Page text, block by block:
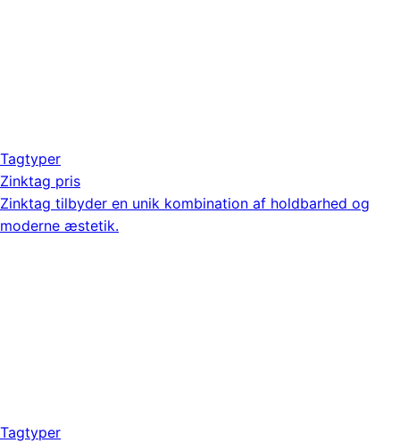
Tagtyper
Zinktag pris
Zinktag tilbyder en unik kombination af holdbarhed og
moderne æstetik.
Tagtyper